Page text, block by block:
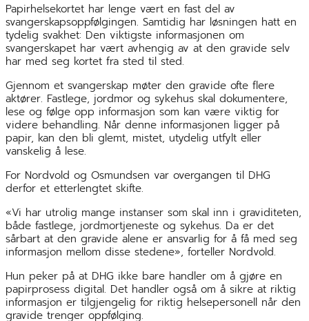
Papirhelsekortet har lenge vært en fast del av
svangerskapsoppfølgingen. Samtidig har løsningen hatt en
tydelig svakhet: Den viktigste informasjonen om
svangerskapet har vært avhengig av at den gravide selv
har med seg kortet fra sted til sted.
Gjennom et svangerskap møter den gravide ofte flere
aktører. Fastlege, jordmor og sykehus skal dokumentere,
lese og følge opp informasjon som kan være viktig for
videre behandling. Når denne informasjonen ligger på
papir, kan den bli glemt, mistet, utydelig utfylt eller
vanskelig å lese.
For Nordvold og Osmundsen var overgangen til DHG
derfor et etterlengtet skifte.
«Vi har utrolig mange instanser som skal inn i graviditeten,
både fastlege, jordmortjeneste og sykehus. Da er det
sårbart at den gravide alene er ansvarlig for å få med seg
informasjon mellom disse stedene», forteller Nordvold.
Hun peker på at DHG ikke bare handler om å gjøre en
papirprosess digital. Det handler også om å sikre at riktig
informasjon er tilgjengelig for riktig helsepersonell når den
gravide trenger oppfølging.